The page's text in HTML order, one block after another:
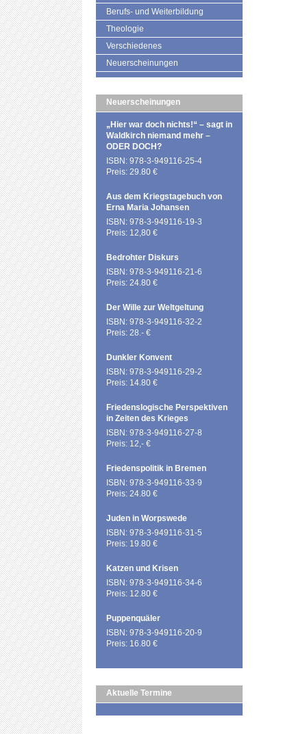
Berufs- und Weiterbildung
Theologie
Verschiedenes
Neuerscheinungen
Neuerscheinungen
„Hier war doch nichts!“ – sagt in
Waldkirch niemand mehr –
ODER DOCH?
ISBN: 978-3-949116-25-4
Preis: 29.80 €
Aus dem Kriegstagebuch von
Erna Maria Johansen
ISBN: 978-3-949116-19-3
Preis: 12,80 €
Bedrohter Diskurs
ISBN: 978-3-949116-21-6
Preis: 24.80 €
Der Wille zur Weltgeltung
ISBN: 978-3-949116-32-2
Preis: 28.- €
Dunkler Konvent
ISBN: 978-3-949116-29-2
Preis: 14.80 €
Friedenslogische Perspektiven
in Zeiten des Krieges
ISBN: 978-3-949116-27-8
Preis: 12,- €
Friedenspolitik in Bremen
ISBN: 978-3-949116-33-9
Preis: 24.80 €
Juden in Worpswede
ISBN: 978-3-949116-31-5
Preis: 19.80 €
Katzen und Krisen
ISBN: 978-3-949116-34-6
Preis: 12.80 €
Puppenquäler
ISBN: 978-3-949116-20-9
Preis: 16.80 €
Aktuelle Termine